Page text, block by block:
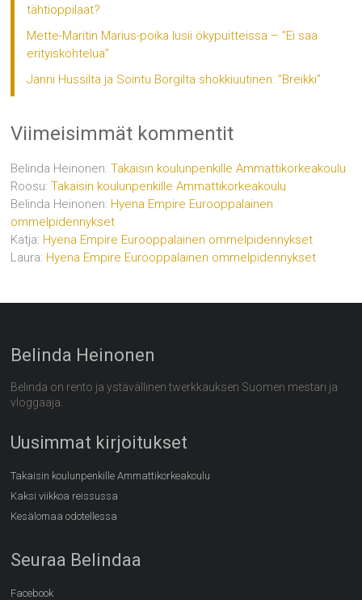
tähtioppilaat?
Mette-Maritin Marius-poika lusii ökypuitteissa – ”Ei saa
erityiskohtelua”
Janni Hussilta ja Sointu Borgilta shokkiuutinen: ”Breikki”
Viimeisimmät kommentit
Belinda Heinonen:Takaisin koulunpenkille Ammattikorkeakoulu
Roosu:Takaisin koulunpenkille Ammattikorkeakoulu
Belinda Heinonen: Hyena Empire Eurooppalainen
ommelpidennykset
Katja: Hyena Empire Eurooppalainen ommelpidennykset
Laura: Hyena Empire Eurooppalainen ommelpidennykset
Belinda Heinonen
Belinda on rento ja ystävällinen twerkkauksen Suomen mestari ja
vloggaaja.
Uusimmat kirjoitukset
Takaisin koulunpenkille Ammattikorkeakoulu
Kaksi viikkoa reissussa
Kesälomaa odotellessa
Seuraa Belindaa
Facebook